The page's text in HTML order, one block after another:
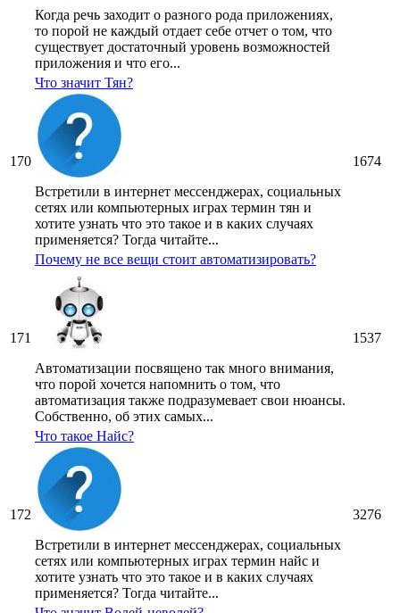
Когда речь заходит о разного рода приложениях,
то порой не каждый отдает себе отчет о том, что
существует достаточный уровень возможностей
приложения и что его...
170
Что значит Тян?
Встретили в интернет мессенджерах, социальных
сетях или компьютерных играх термин тян и
хотите узнать что это такое и в каких случаях
применяется? Тогда читайте...
1674
171
Почему не все вещи стоит автоматизировать?
Автоматизации посвящено так много внимания,
что порой хочется напомнить о том, что
автоматизация также подразумевает свои нюансы.
Собственно, об этих самых...
1537
172
Что такое Найс?
Встретили в интернет мессенджерах, социальных
сетях или компьютерных играх термин найс и
хотите узнать что это такое и в каких случаях
применяется? Тогда читайте...
3276